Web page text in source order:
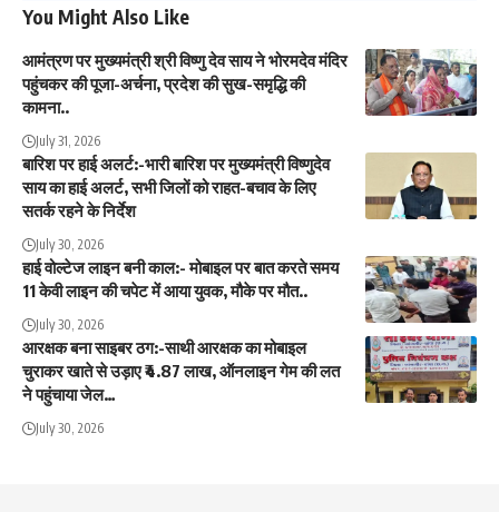
You Might Also Like
आमंत्रण पर मुख्यमंत्री श्री विष्णु देव साय ने भोरमदेव मंदिर
पहुंचकर की पूजा-अर्चना, प्रदेश की सुख-समृद्धि की
कामना..
July 31, 2026
बारिश पर हाई अलर्ट:-भारी बारिश पर मुख्यमंत्री विष्णुदेव
साय का हाई अलर्ट, सभी जिलों को राहत-बचाव के लिए
सतर्क रहने के निर्देश
July 30, 2026
हाई वोल्टेज लाइन बनी काल:- मोबाइल पर बात करते समय
11 केवी लाइन की चपेट में आया युवक, मौके पर मौत..
July 30, 2026
आरक्षक बना साइबर ठग:-साथी आरक्षक का मोबाइल
चुराकर खाते से उड़ाए ₹4.87 लाख, ऑनलाइन गेम की लत
ने पहुंचाया जेल…
July 30, 2026